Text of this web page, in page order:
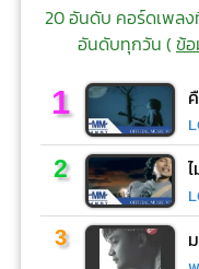
20 อันดับ คอร์ดเพล
อันดับทุกวัน (ข้
1
2
3